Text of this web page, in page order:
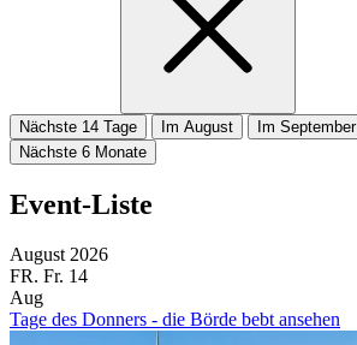
Nächste 14 Tage Im August Im September
Nächste 6 Monate
Event-Liste
August 2026
FR. Fr. 14
Aug
Tage des Donners - die Börde bebt ansehen